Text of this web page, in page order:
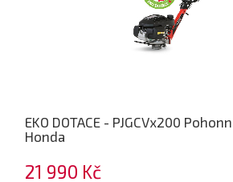
EKO DOTACE - PJGCVx200
Honda
21 990 Kč